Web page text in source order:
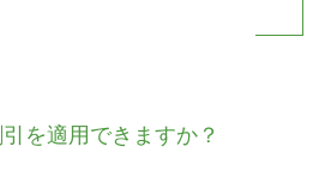
を適用できますか？